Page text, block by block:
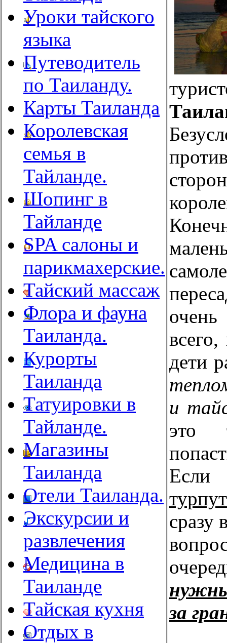
Уроки тайского
языка
Путеводитель
по Таиланду.
Карты Таиланда
Королевская
семья в
Тайланде.
Шопинг в
Тайланде
SPA салоны и
парикмахерские.
Тайский массаж
Флора и фауна
Таиланда.
Курорты
Таиланда
Татуировки в
Тайланде.
Магазины
Таиланда
Отели Таиланда.
Экскурсии и
развлечения
Медицина в
Таиланде
Тайская кухня
Отдых в
дети
и
это
сразу
за